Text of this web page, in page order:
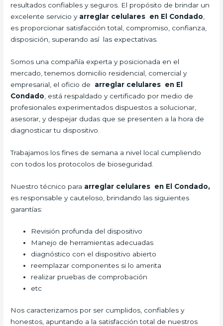
resultados confiables y seguros. El propósito de brindar un
excelente servicio y arreglar celulares en El Condado
es proporcionar satisfacción total, compromiso, confianza,
disposición, superando así las expectativas.
Somos una compañía experta y posicionada en el
mercado, tenemos domicilio residencial, comercial y
empresarial, el oficio de arreglar celulares en El
Condado , está respaldado y certificado por medio de
profesionales experimentados dispuestos a solucionar,
asesorar, y despejar dudas que se presenten a la hora de
diagnosticar tu dispositivo.
Trabajamos los fines de semana a nivel local cumpliendo
con todos los protocolos de bioseguridad.
Nuestro técnico para arreglar celulares en El Condado,
es responsable y cauteloso, brindando las siguientes
garantías:
Revisión profunda del dispositivo
Manejo de herramientas adecuadas
diagnóstico con el dispositivo abierto
reemplazar componentes si lo amerita
realizar pruebas de comprobación
etc
Nos caracterizamos por ser cumplidos, confiables y
honestos, apuntando a la satisfacción total de nuestros